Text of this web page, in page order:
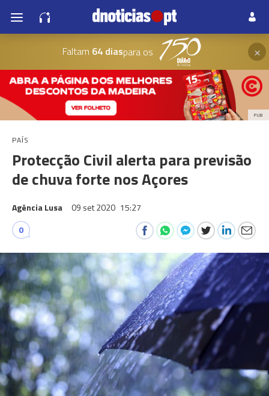
Faltam 64 diaspara os ×
PUB
PAÍS
Protecção Civil alerta para previsão
de chuva forte nos Açores
Agência Lusa 09 set 2020 15:27
0